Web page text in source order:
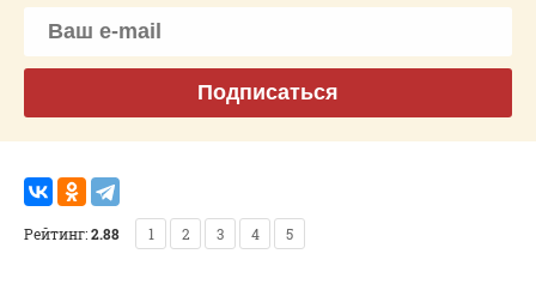
Подписаться
Рейтинг:2.88 1 2 3 4 5